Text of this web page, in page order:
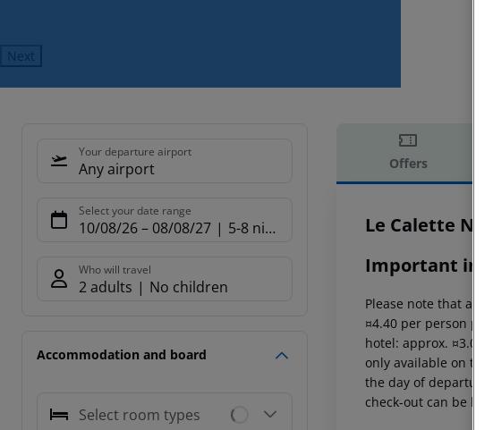
Next
Your departure airport
Any airport
Select your date range
10/08/26– 08/08/27 5-8 nights
Who will travel
2 adults No children
Accommodation and board
Select room types
Offers
Offer
Le Calette N°5
Important info
Please note that a
¤4.40 per person
hotel: approx. ¤3.00
only available on
the day of departure
check-out can be